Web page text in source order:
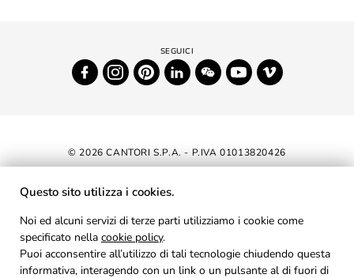
© 2026 CANTORI S.P.A. - P.IVA 01013820426
DICHIARAZIONE DI ACCESSIBILITÀ
AREA RISERVATA
PRIVACY
Questo sito utilizza i cookies.
Noi ed alcuni servizi di terze parti utilizziamo i cookie come
specificato nella cookie policy.
Puoi acconsentire all’utilizzo di tali tecnologie chiudendo questa
informativa, interagendo con un link o un pulsante al di fuori di